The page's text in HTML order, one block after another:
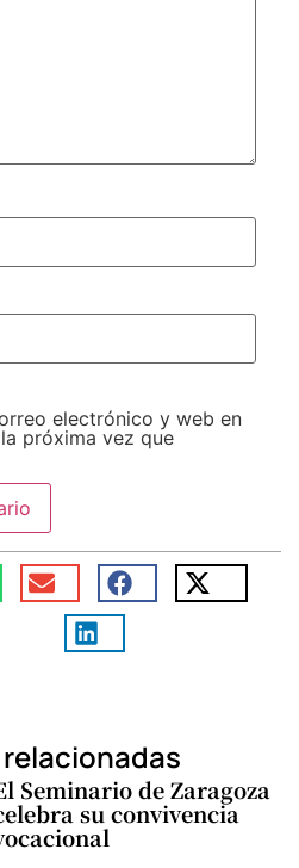
electrónico y web en
próxima vez que
Seminario de Zaragoza
su convivencia